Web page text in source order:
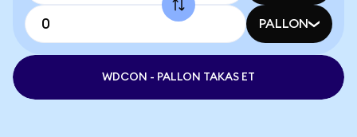
PALLON
WDCON - PALLON TAKAS ET